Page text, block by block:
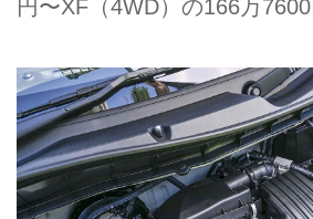
円〜XF（4WD）の166万7600